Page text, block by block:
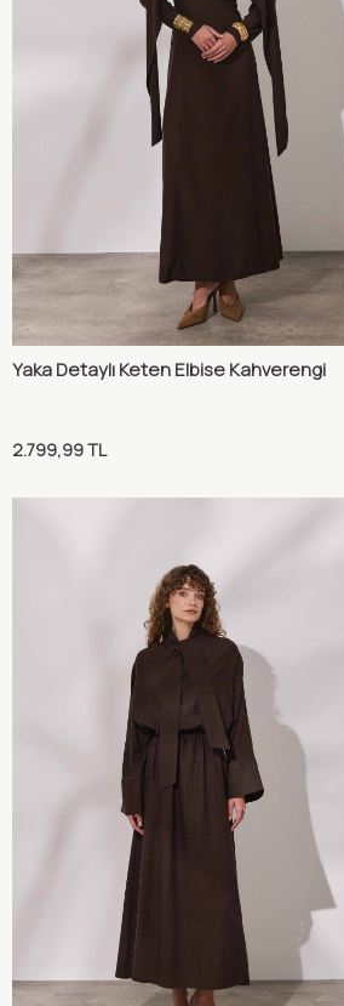
Sepete Ekle Karşılaştır
Yaka Detaylı Keten Elbise Kahverengi
2.799,99TL